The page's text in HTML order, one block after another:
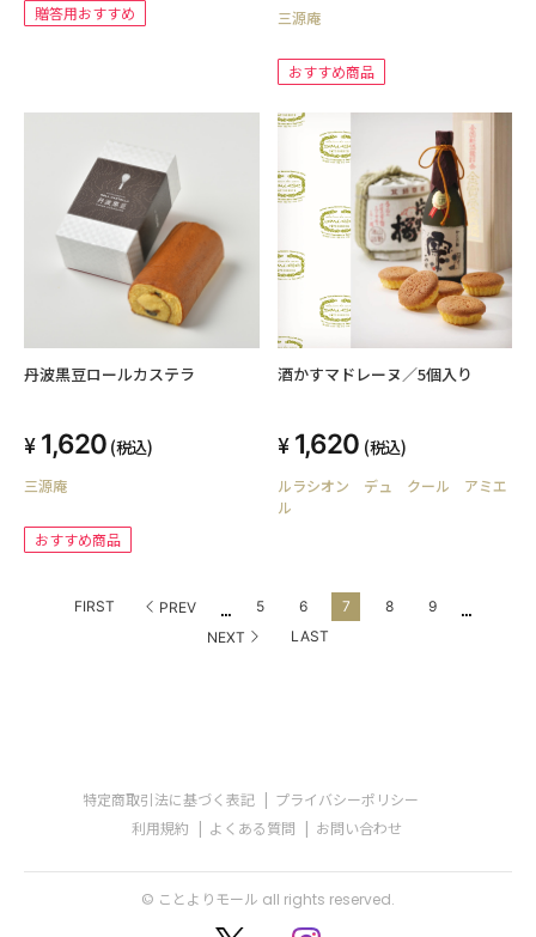
贈答用おすすめ 三源庵
おすすめ商品
丹波黒豆ロールカステラ
1,620 (税込)
三源庵
おすすめ商品
酒かすマドレーヌ／5個入り
1,620 (税込)
ルラシオン デュ クール アミエ
ル
FIRST PREV ... 5 6 7 8 9 ...
NEXT LAST
特定商取引法に基づく表記
プライバシーポリシー
利用規約
よくある質問 お問い合わせ
© ことよりモール all rights reserved.